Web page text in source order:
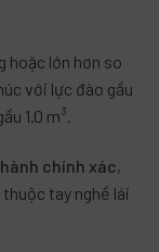
hoặc lớn hơn so
với lực đào gầu
1.0 m³.
chính xác,
tay nghề lái